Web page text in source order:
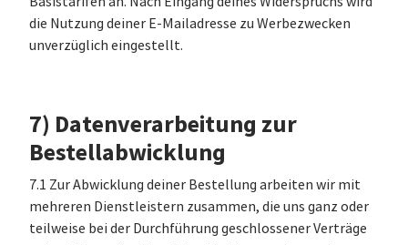
die Nutzung deiner E-Mailadresse zu Werbezwecken
unverzüglich eingestellt.
7) Datenverarbeitung zur
Bestellabwicklung
7.1 Zur Abwicklung deiner Bestellung arbeiten wir mit
mehreren Dienstleistern zusammen, die uns ganz oder
teilweise bei der Durchführung geschlossener Verträge